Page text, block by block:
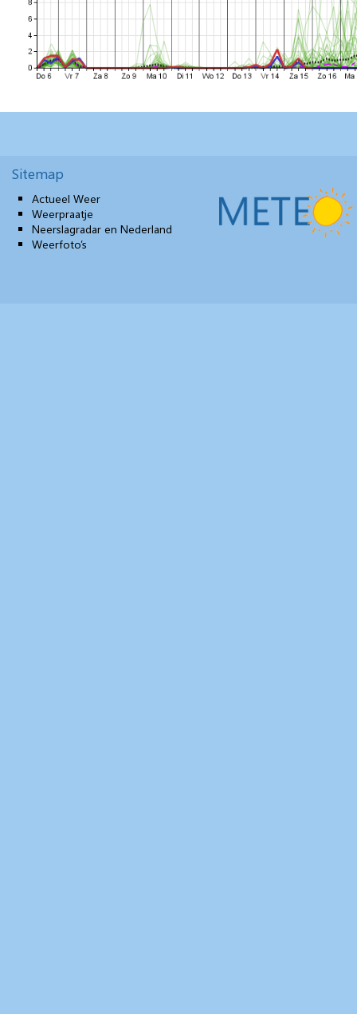
Sitemap
Actueel Weer
Weerpraatje
Neerslagradar en Nederland
Weerfoto’s